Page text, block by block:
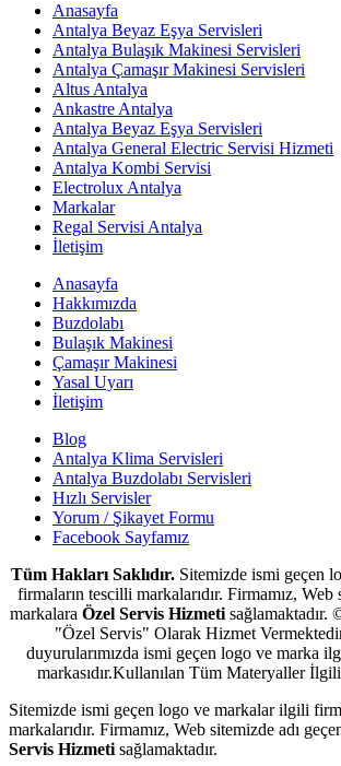
Anasayfa
Antalya Beyaz Eşya Servisleri
Antalya Bulaşık Makinesi Servisleri
Antalya Çamaşır Makinesi Servisleri
Altus Antalya
Ankastre Antalya
Antalya Beyaz Eşya Servisleri
Antalya General Electric Servisi Hizmeti
Antalya Kombi Servisi
Electrolux Antalya
Markalar
Regal Servisi Antalya
İletişim
Anasayfa
Hakkımızda
Buzdolabı
Bulaşık Makinesi
Çamaşır Makinesi
Yasal Uyarı
İletişim
Blog
Antalya Klima Servisleri
Antalya Buzdolabı Servisleri
Hızlı Servisler
Yorum / Şikayet Formu
Facebook Sayfamız
Tüm Hakları Saklıdır. Sitemizde ismi geçen
firmaların tescilli markalarıdır. Firmamız, Web
markalara Özel Servis Hizmetisağlamaktadır.
"Özel Servis" Olarak Hizmet
duyurularımızda ismi geçen logo ve marka
markasıdır.Kullanılan Tüm Materyaller
Sitemizde ismi geçen logo ve markalar ilgili
markalarıdır. Firmamız, Web sitemizde adı
Servis Hizmeti sağlamaktadır.